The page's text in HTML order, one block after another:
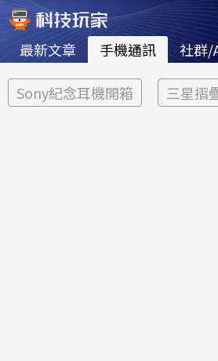
最新文章 手機通訊 社群/
Sony紀念耳機開箱 三星摺